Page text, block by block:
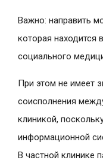
Важно: направить
которая
социального
При этом не имеет
соисполнения
клиникой,
информационной
В частной клинике